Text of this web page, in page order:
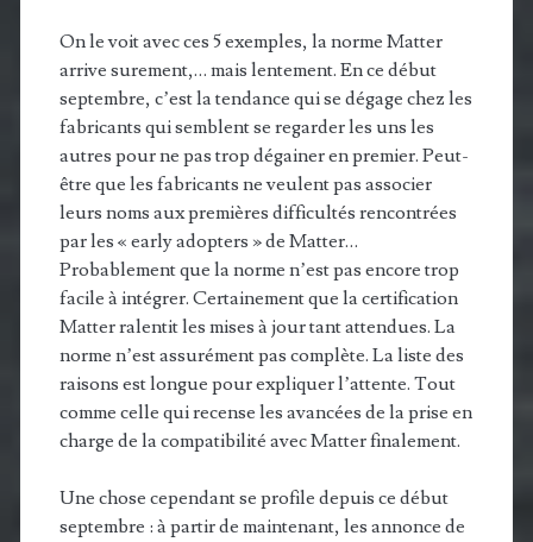
On le voit avec ces 5 exemples, la norme Matter
arrive surement,… mais lentement. En ce début
septembre, c’est la tendance qui se dégage chez les
fabricants qui semblent se regarder les uns les
autres pour ne pas trop dégainer en premier. Peut-
être que les fabricants ne veulent pas associer
leurs noms aux premières difficultés rencontrées
par les « early adopters » de Matter…
Probablement que la norme n’est pas encore trop
facile à intégrer. Certainement que la certification
Matter ralentit les mises à jour tant attendues. La
norme n’est assurément pas complète. La liste des
raisons est longue pour expliquer l’attente. Tout
comme celle qui recense les avancées de la prise en
charge de la compatibilité avec Matter finalement.
Une chose cependant se profile depuis ce début
septembre : à partir de maintenant, les annonce de